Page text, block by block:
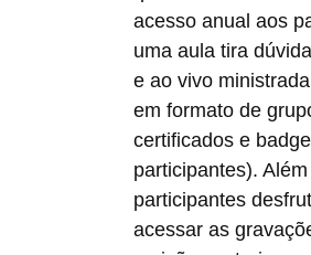
acesso anual aos
uma aula tira
e ao vivo
em formato de
certificados e
participantes).
participantes
acessar as